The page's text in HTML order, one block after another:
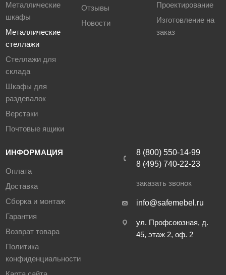
Металлические
шкафы
Металлические
стеллажи
Стеллажи для
склада
Шкафы для
раздевалок
Верстаки
Почтовые ящики
Отзывы
Новости
Проектирование
Изготовление на
заказ
ИНФОРМАЦИЯ
Оплата
Доставка
Сборка и монтаж
Гарантия
Возврат товара
Политика
конфиденциальности
8 (800) 550-14-99
8 (495) 740-22-23
заказать звонок
info@safemebel.ru
ул. Профсоюзная, д.
45, этаж 2, оф. 2